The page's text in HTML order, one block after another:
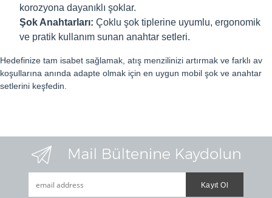
korozyona dayanıklı şoklar.
Şok Anahtarları: Çoklu şok tiplerine uyumlu, ergonomik
ve pratik kullanım sunan anahtar setleri.
Hedefinize tam isabet sağlamak, atış menzilinizi artırmak ve farklı av
koşullarına anında adapte olmak için en uygun mobil şok ve anahtar
setlerini keşfedin.